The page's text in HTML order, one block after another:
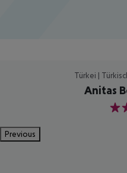
Türkei |
Anitas
4
Previous